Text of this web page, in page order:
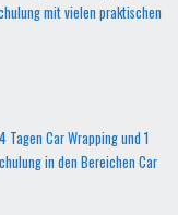
mit vielen praktischen
Car Wrapping und 1
in den Bereichen Car